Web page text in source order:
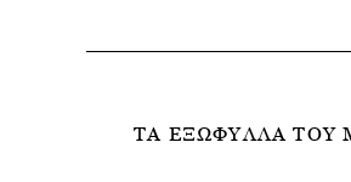
ΤΑ ΕΞΩΦΥΛΛΑ ΤΟΥ